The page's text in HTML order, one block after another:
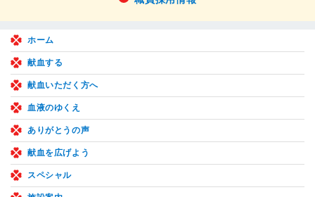
ホーム
献血する
献血いただく方へ
血液のゆくえ
ありがとうの声
献血を広げよう
スペシャル